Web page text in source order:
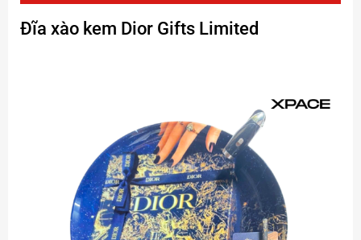
Đĩa xào kem Dior GiftsLimited